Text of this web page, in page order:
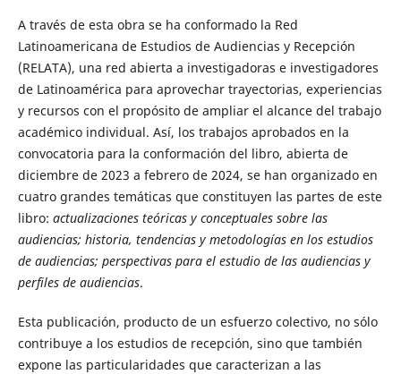
A través de esta obra se ha conformado la Red
Latinoamericana de Estudios de Audiencias y Recepción
(RELATA), una red abierta a investigadoras e investigadores
de Latinoamérica para aprovechar trayectorias, experiencias
y recursos con el propósito de ampliar el alcance del trabajo
académico individual. Así, los trabajos aprobados en la
convocatoria para la conformación del libro, abierta de
diciembre de 2023 a febrero de 2024, se han organizado en
cuatro grandes temáticas que constituyen las partes de este
libro: actualizaciones teóricas y conceptuales sobre las
audiencias; historia, tendencias y metodologías en los estudios
de audiencias; perspectivas para el estudio de las audiencias y
perfiles de audiencias.
Esta publicación, producto de un esfuerzo colectivo, no sólo
contribuye a los estudios de recepción, sino que también
expone las particularidades que caracterizan a las